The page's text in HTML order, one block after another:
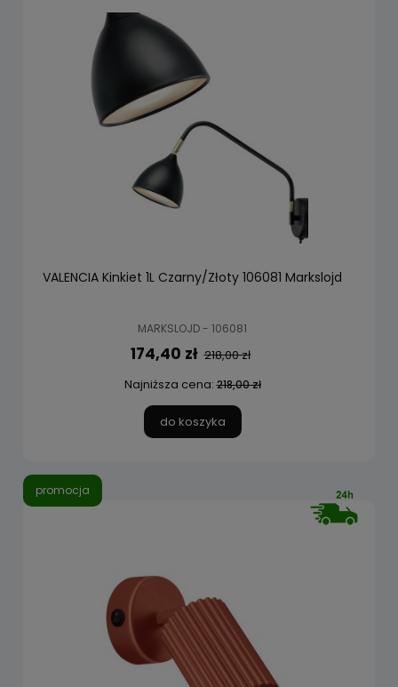
VALENCIA Kinkiet 1L Czarny/Złoty 106081 Markslojd
MARKSLOJD - 106081
174,40 zł 218,00 zł
Najniższa cena:218,00 zł
do koszyka
promocja